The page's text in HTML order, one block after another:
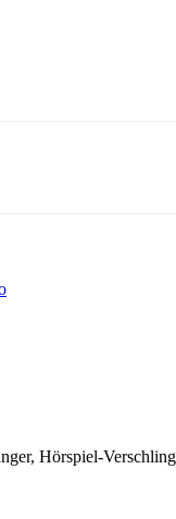
Hörspiel-